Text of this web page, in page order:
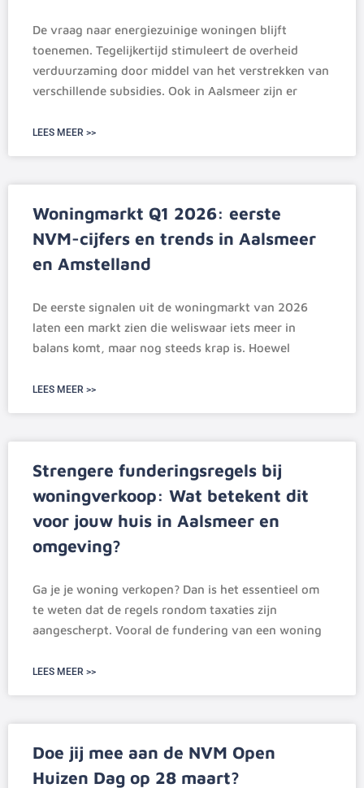
De vraag naar energiezuinige woningen blijft
toenemen. Tegelijkertijd stimuleert de overheid
verduurzaming door middel van het verstrekken van
verschillende subsidies. Ook in Aalsmeer zijn er
LEES MEER >>
Woningmarkt Q1 2026: eerste
NVM-cijfers en trends in Aalsmeer
en Amstelland
De eerste signalen uit de woningmarkt van 2026
laten een markt zien die weliswaar iets meer in
balans komt, maar nog steeds krap is. Hoewel
LEES MEER >>
Strengere funderingsregels bij
woningverkoop: Wat betekent dit
voor jouw huis in Aalsmeer en
omgeving?
Ga je je woning verkopen? Dan is het essentieel om
te weten dat de regels rondom taxaties zijn
aangescherpt. Vooral de fundering van een woning
LEES MEER >>
Doe jij mee aan de NVM Open
Huizen Dag op 28 maart?